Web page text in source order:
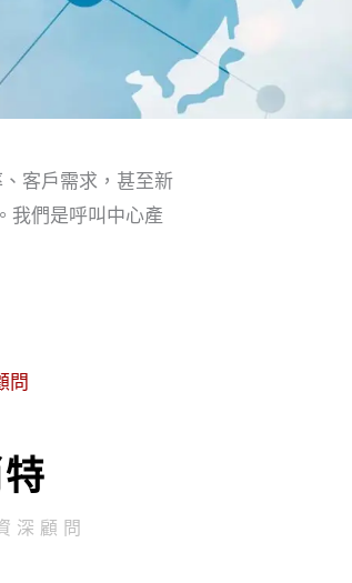
客戶需求，甚至新
我們是呼叫中心產
深顧問